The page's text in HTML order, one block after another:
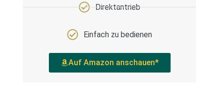
Direktantrieb
Einfach zu bedienen
Auf Amazon anschauen*